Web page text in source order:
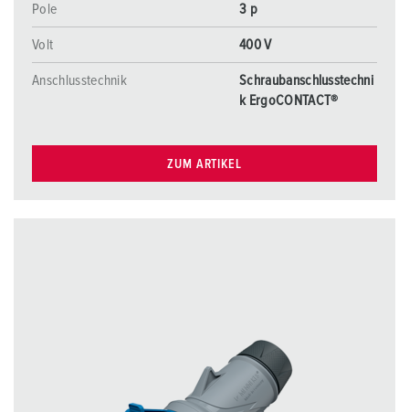
Pole 3 p
Volt 400 V
Anschlusstechnik
Schraubanschlusstechni
k ErgoCONTACT®
ZUM ARTIKEL